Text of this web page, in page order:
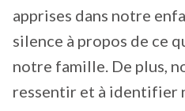
apprises dans notre
silence à propos de ce
notre famille. De plus,
ressentir et à identifier